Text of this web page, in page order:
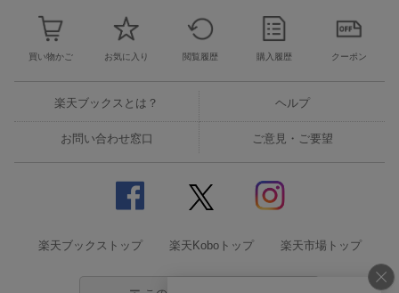
買い物かご お気に入り 閲覧履歴 購入履歴 クーポン
楽天ブックスとは？ ヘルプ
お問い合わせ窓口 ご意見・ご要望
楽天ブックストップ 楽天Koboトップ 楽天市場トップ